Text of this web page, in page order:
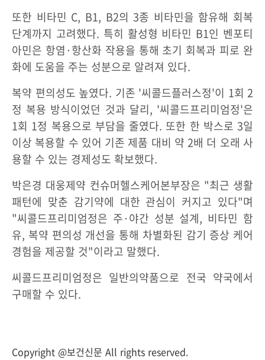
또한 비타민 C, B1, B2의 3종 비타민을 함유해 회복
단계까지 고려했다. 특히 활성형 비타민 B1인 벤포티
아민은 항염·항산화 작용을 통해 초기 회복과 피로 완
화에 도움을 주는 성분으로 알려져 있다.
복약 편의성도 높였다. 기존 '씨콜드플러스정'이 1회 2
정 복용 방식이었던 것과 달리, '씨콜드프리미엄정'은
1회 1정 복용으로 부담을 줄였다. 또한 한 박스로 3일
이상 복용할 수 있어 기존 제품 대비 약 2배 더 오래 사
용할 수 있는 경제성도 확보했다.
박은경 대웅제약 컨슈머헬스케어본부장은 "최근 생활
패턴에 맞춘 감기약에 대한 관심이 커지고 있다"며
"씨콜드프리미엄정은 주·야간 성분 설계, 비타민 함
유, 복약 편의성 개선을 통해 차별화된 감기 증상 케어
경험을 제공할 것"이라고 말했다.
씨콜드프리미엄정은 일반의약품으로 전국 약국에서
구매할 수 있다.
Copyright @보건신문 All rights reserved.